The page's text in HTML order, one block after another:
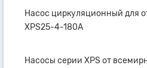
Насос циркуляционный для
XPS25-4-180А
Насосы серии XPS от